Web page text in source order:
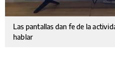
Las pantallas dan fe de la
hablar